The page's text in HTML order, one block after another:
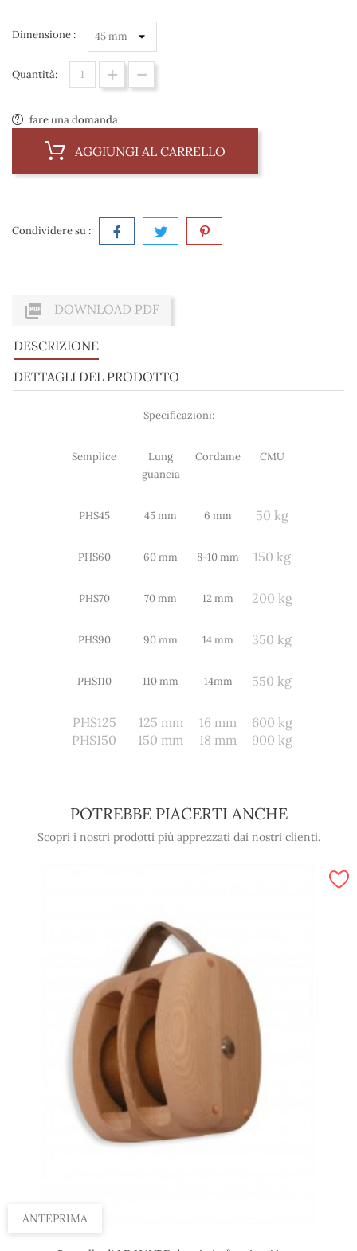
Dimensione :
Quantità:
fare una domanda
AGGIUNGI AL CARRELLO
Condividere su :
 DOWNLOAD PDF
DESCRIZIONE
DETTAGLI DEL PRODOTTO
Specificazioni:
Semplice
Lung
guancia
Cordame CMU
PHS45 45 mm 6 mm 50 kg
PHS60 60 mm 8-10 mm 150 kg
PHS70 70 mm 12 mm 200 kg
PHS90 90 mm 14 mm 350 kg
PHS110 110 mm 14mm 550 kg
PHS125 125 mm 16 mm
600 kg
PHS150
150 mm 18 mm 900 kg
POTREBBE PIACERTI ANCHE
Scopri i nostri prodotti più apprezzati dai nostri clienti.
ANTEPRIMA